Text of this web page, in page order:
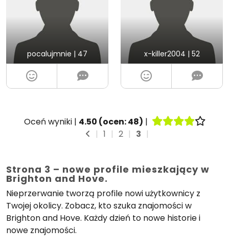
pocalujmnie | 47 x-killer2004 | 52
Oceń wyniki | 4.50 (ocen:48) |
| 1 | 2 | 3 |
Strona 3 – nowe profile mieszkający w
Brighton and Hove.
Nieprzerwanie tworzą profile nowi użytkownicy z
Twojej okolicy. Zobacz, kto szuka znajomości w
Brighton and Hove. Każdy dzień to nowe historie i
nowe znajomości.